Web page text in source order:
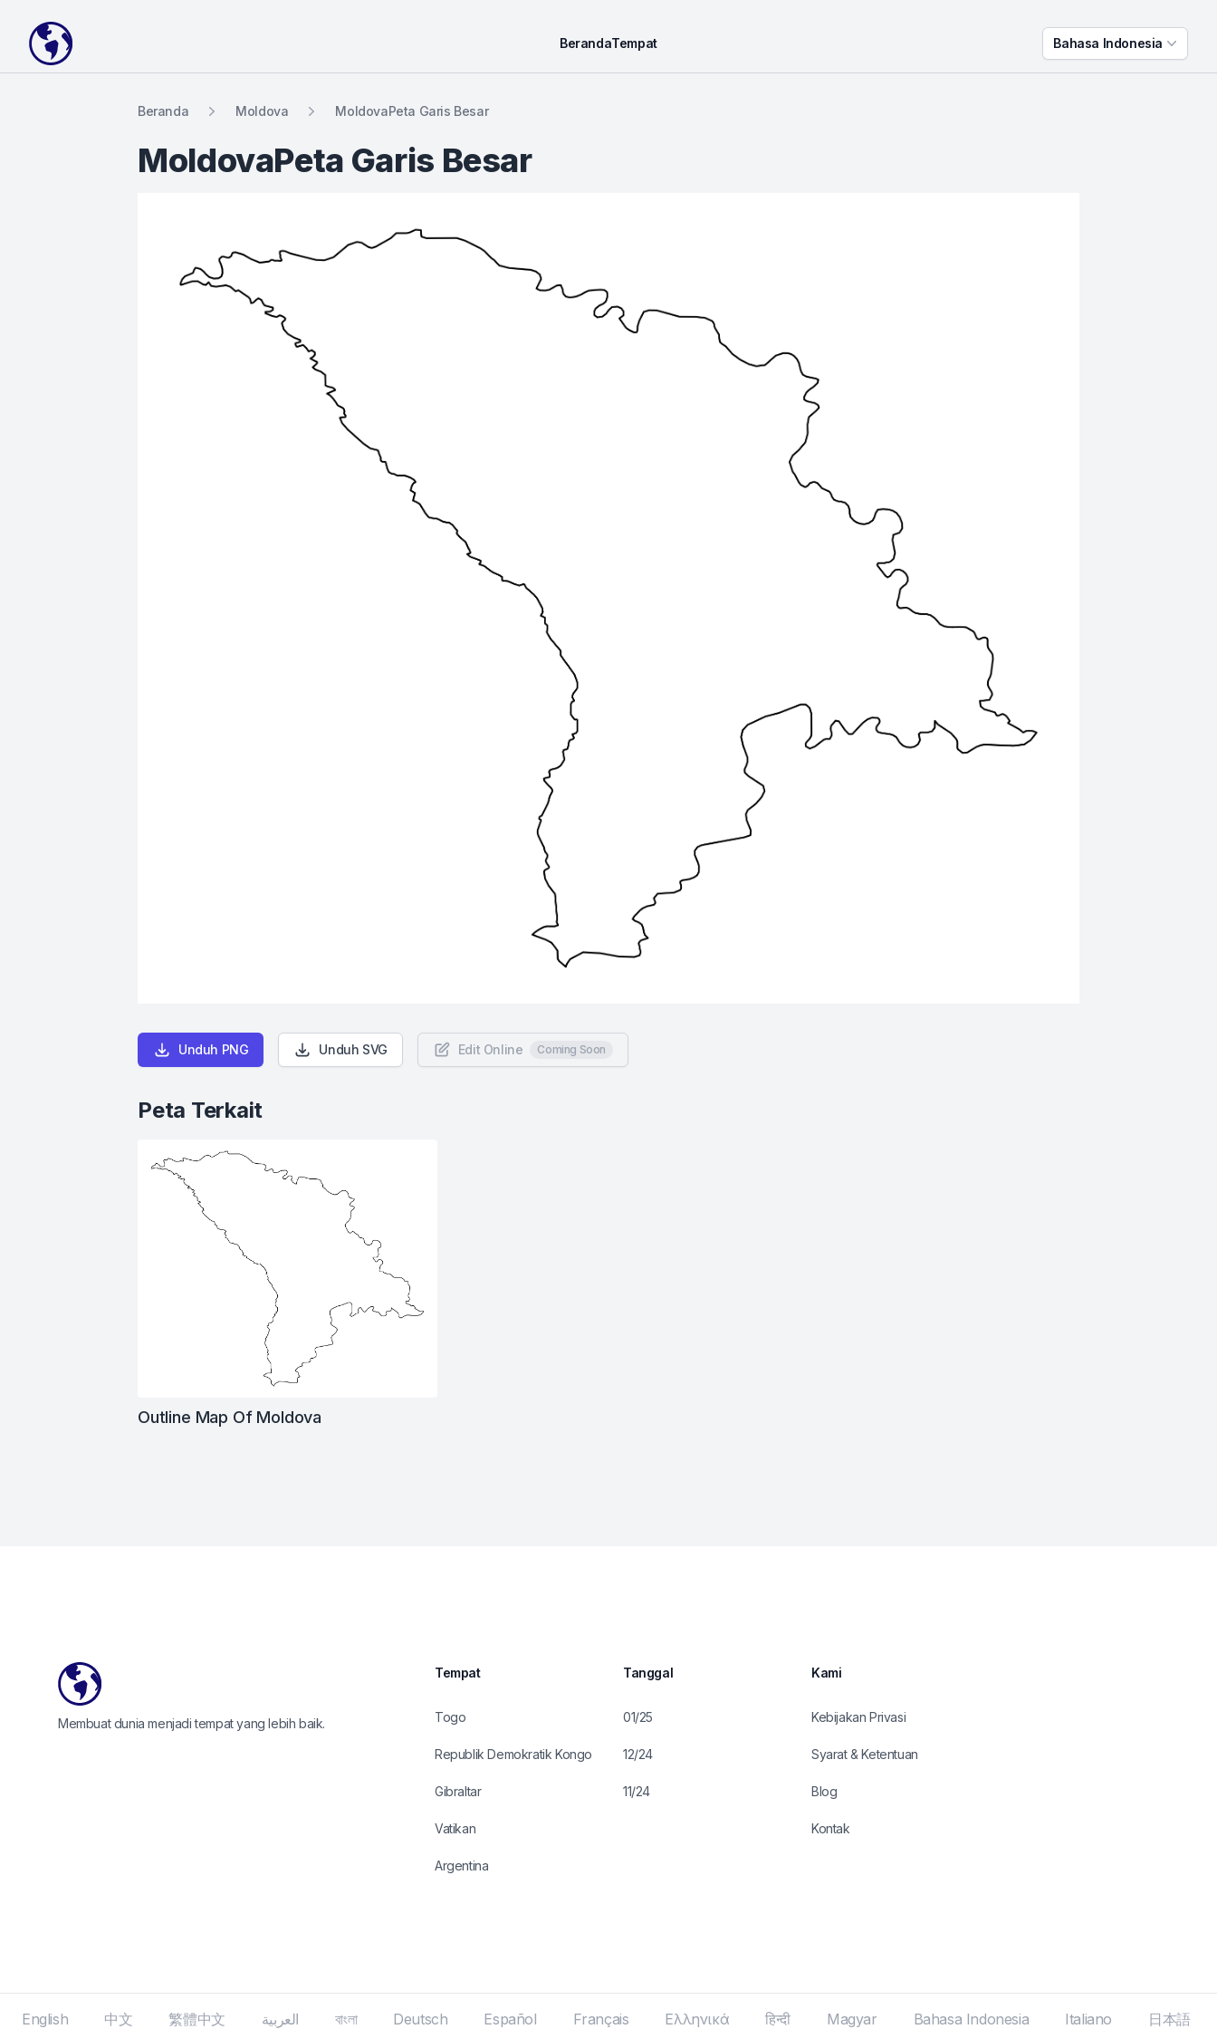
Your Company
BerandaTempat Bahasa Indonesia
Beranda Moldova MoldovaPeta Garis Besar
MoldovaPeta Garis Besar
Unduh PNG Unduh SVG Edit Online Coming Soon
Peta Terkait
Outline Map Of Moldova
Membuat dunia menjadi tempat yang lebih baik.
Tempat
Togo
Republik Demokratik Kongo
Gibraltar
Vatikan
Argentina
Tanggal
01/25
12/24
11/24
Kami
Kebijakan Privasi
Syarat & Ketentuan
Blog
Kontak
English 中文 繁體中文 العربية বাংলা Deutsch Español Français Ελληνικά हिन्दी Magyar Bahasa Indonesia Italiano 日本語